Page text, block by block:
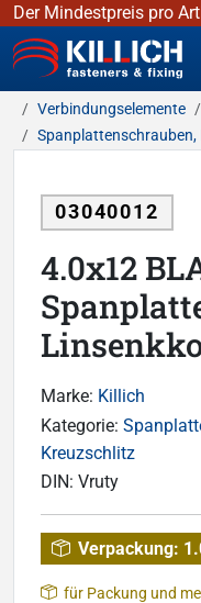
Der Mindestpreis pro
KILLICH -
Verbindungselemente
03040012
4.0x12
Marke: Killich
Kategorie:
Kreuzschlitz
DIN: Vruty
Verpackung:
für Packung und